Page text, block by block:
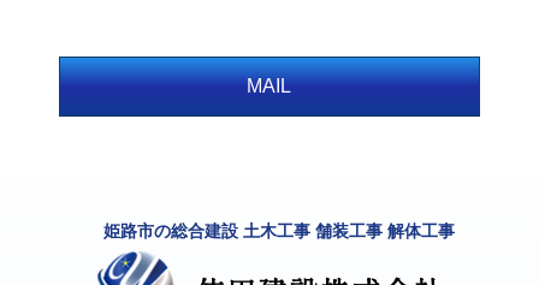
MAIL
姫路市の総合建設 土木工事 舗装工事 解体工事